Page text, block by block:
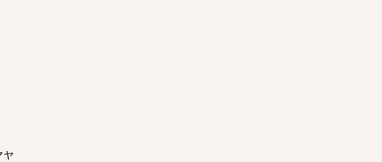
ヤ